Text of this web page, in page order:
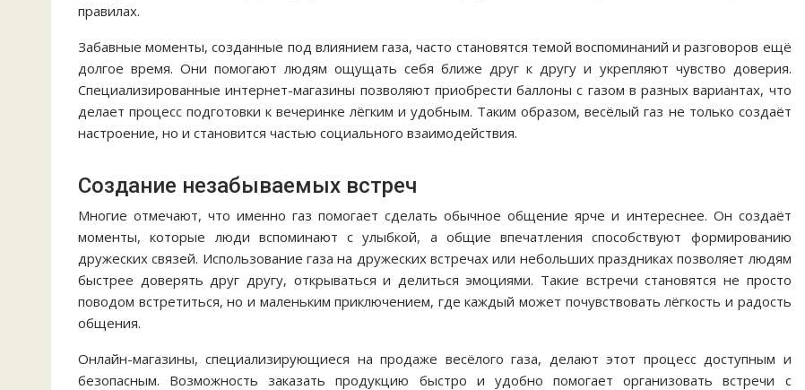
правилах.
Забавные моменты, созданные под влиянием газа, часто становятся темой воспоминаний и разговоров ещё
долгое время. Они помогают людям ощущать себя ближе друг к другу и укрепляют чувство доверия.
Специализированные интернет-магазины позволяют приобрести баллоны с газом в разных вариантах, что
делает процесс подготовки к вечеринке лёгким и удобным. Таким образом, весёлый газ не только создаёт
настроение, но и становится частью социального взаимодействия.
Создание незабываемых встреч
Многие отмечают, что именно газ помогает сделать обычное общение ярче и интереснее. Он создаёт
моменты, которые люди вспоминают с улыбкой, а общие впечатления способствуют формированию
дружеских связей. Использование газа на дружеских встречах или небольших праздниках позволяет людям
быстрее доверять друг другу, открываться и делиться эмоциями. Такие встречи становятся не просто
поводом встретиться, но и маленьким приключением, где каждый может почувствовать лёгкость и радость
общения.
Онлайн-магазины, специализирующиеся на продаже весёлого газа, делают этот процесс доступным и
безопасным. Возможность заказать продукцию быстро и удобно помогает организовать встречи с